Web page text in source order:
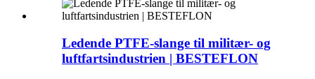
Ledende PTFE-slange til militær- og
luftfartsindustrien | BESTEFLON